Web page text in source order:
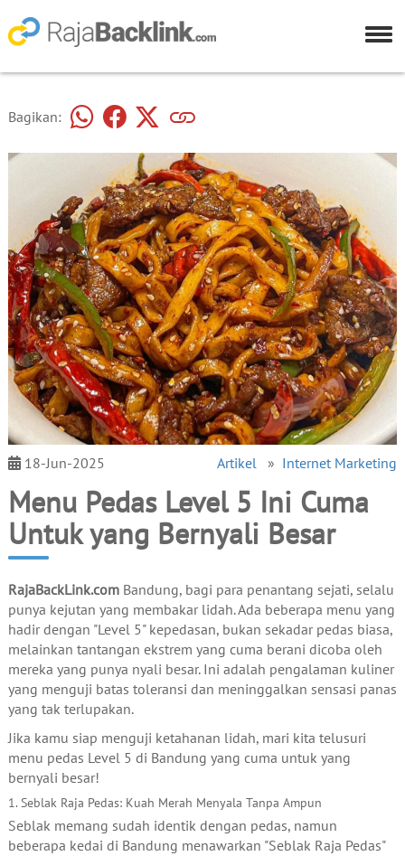
Bagikan:
18-Jun-2025 Artikel » Internet Marketing
Menu Pedas Level 5 Ini Cuma
Untuk yang Bernyali Besar
RajaBackLink.comBandung, bagi para penantang sejati, selalu
punya kejutan yang membakar lidah. Ada beberapa menu yang
hadir dengan "Level 5" kepedasan, bukan sekadar pedas biasa,
melainkan tantangan ekstrem yang cuma berani dicoba oleh
mereka yang punya nyali besar. Ini adalah pengalaman kuliner
yang menguji batas toleransi dan meninggalkan sensasi panas
yang tak terlupakan.
Jika kamu siap menguji ketahanan lidah, mari kita telusuri
menu pedas Level 5 di Bandung yang cuma untuk yang
bernyali besar!
1. Seblak Raja Pedas: Kuah Merah Menyala Tanpa Ampun
Seblak memang sudah identik dengan pedas, namun
beberapa kedai di Bandung menawarkan "Seblak Raja Pedas"